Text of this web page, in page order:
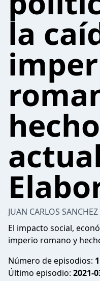
la
JUAN CARLOS SANCHEZ
El impacto social,
imperio romano y
Número de episodios: 1
Último episodio: 2021-